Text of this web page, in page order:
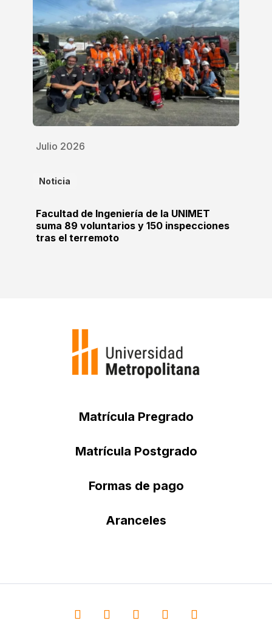
Julio 2026
Noticia
Facultad de Ingeniería de la UNIMET
suma 89 voluntarios y 150 inspecciones
tras el terremoto
Matrícula Pregrado
Matrícula Postgrado
Formas de pago
Aranceles